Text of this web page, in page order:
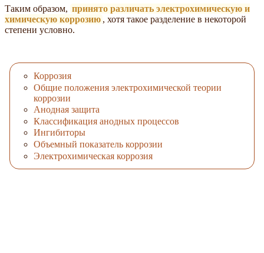
Таким образом, принято различать электрохимическую и
химическую коррозию , хотя такое разделение в некоторой
степени условно.
Коррозия
Общие положения электрохимической теории
коррозии
Анодная защита
Классификация анодных процессов
Ингибиторы
Объемный показатель коррозии
Электрохимическая коррозия